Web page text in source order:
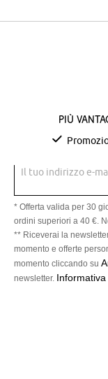
Più
Il tuo indirizzo e-
* Offerta valida per 30
ordini superiori a 40 €.
** Riceverai la
momento e offerte
momento cliccando su
newsletter.